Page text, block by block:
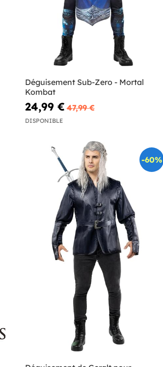
Déguisement Sub-Zero - Mortal
Kombat
24,99 € 47,99 €
DISPONIBLE
-60%